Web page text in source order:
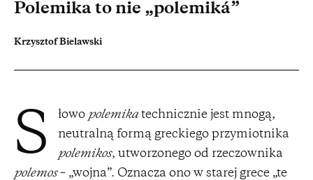
Polemika to nie „polemiká”
Krzysztof Bielawski
S łowo polemikatechnicznie jest mnogą,
neutralną formą greckiego przymiotnika
polemikos, utworzonego od rzeczownika
polemos– „wojna”. Oznacza ono w starej grece „te